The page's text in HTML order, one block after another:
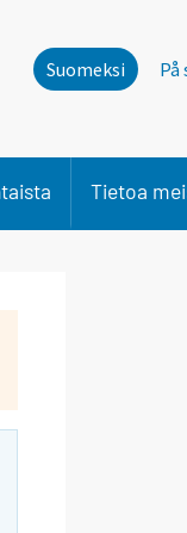
Suomeksi På
Tietoa